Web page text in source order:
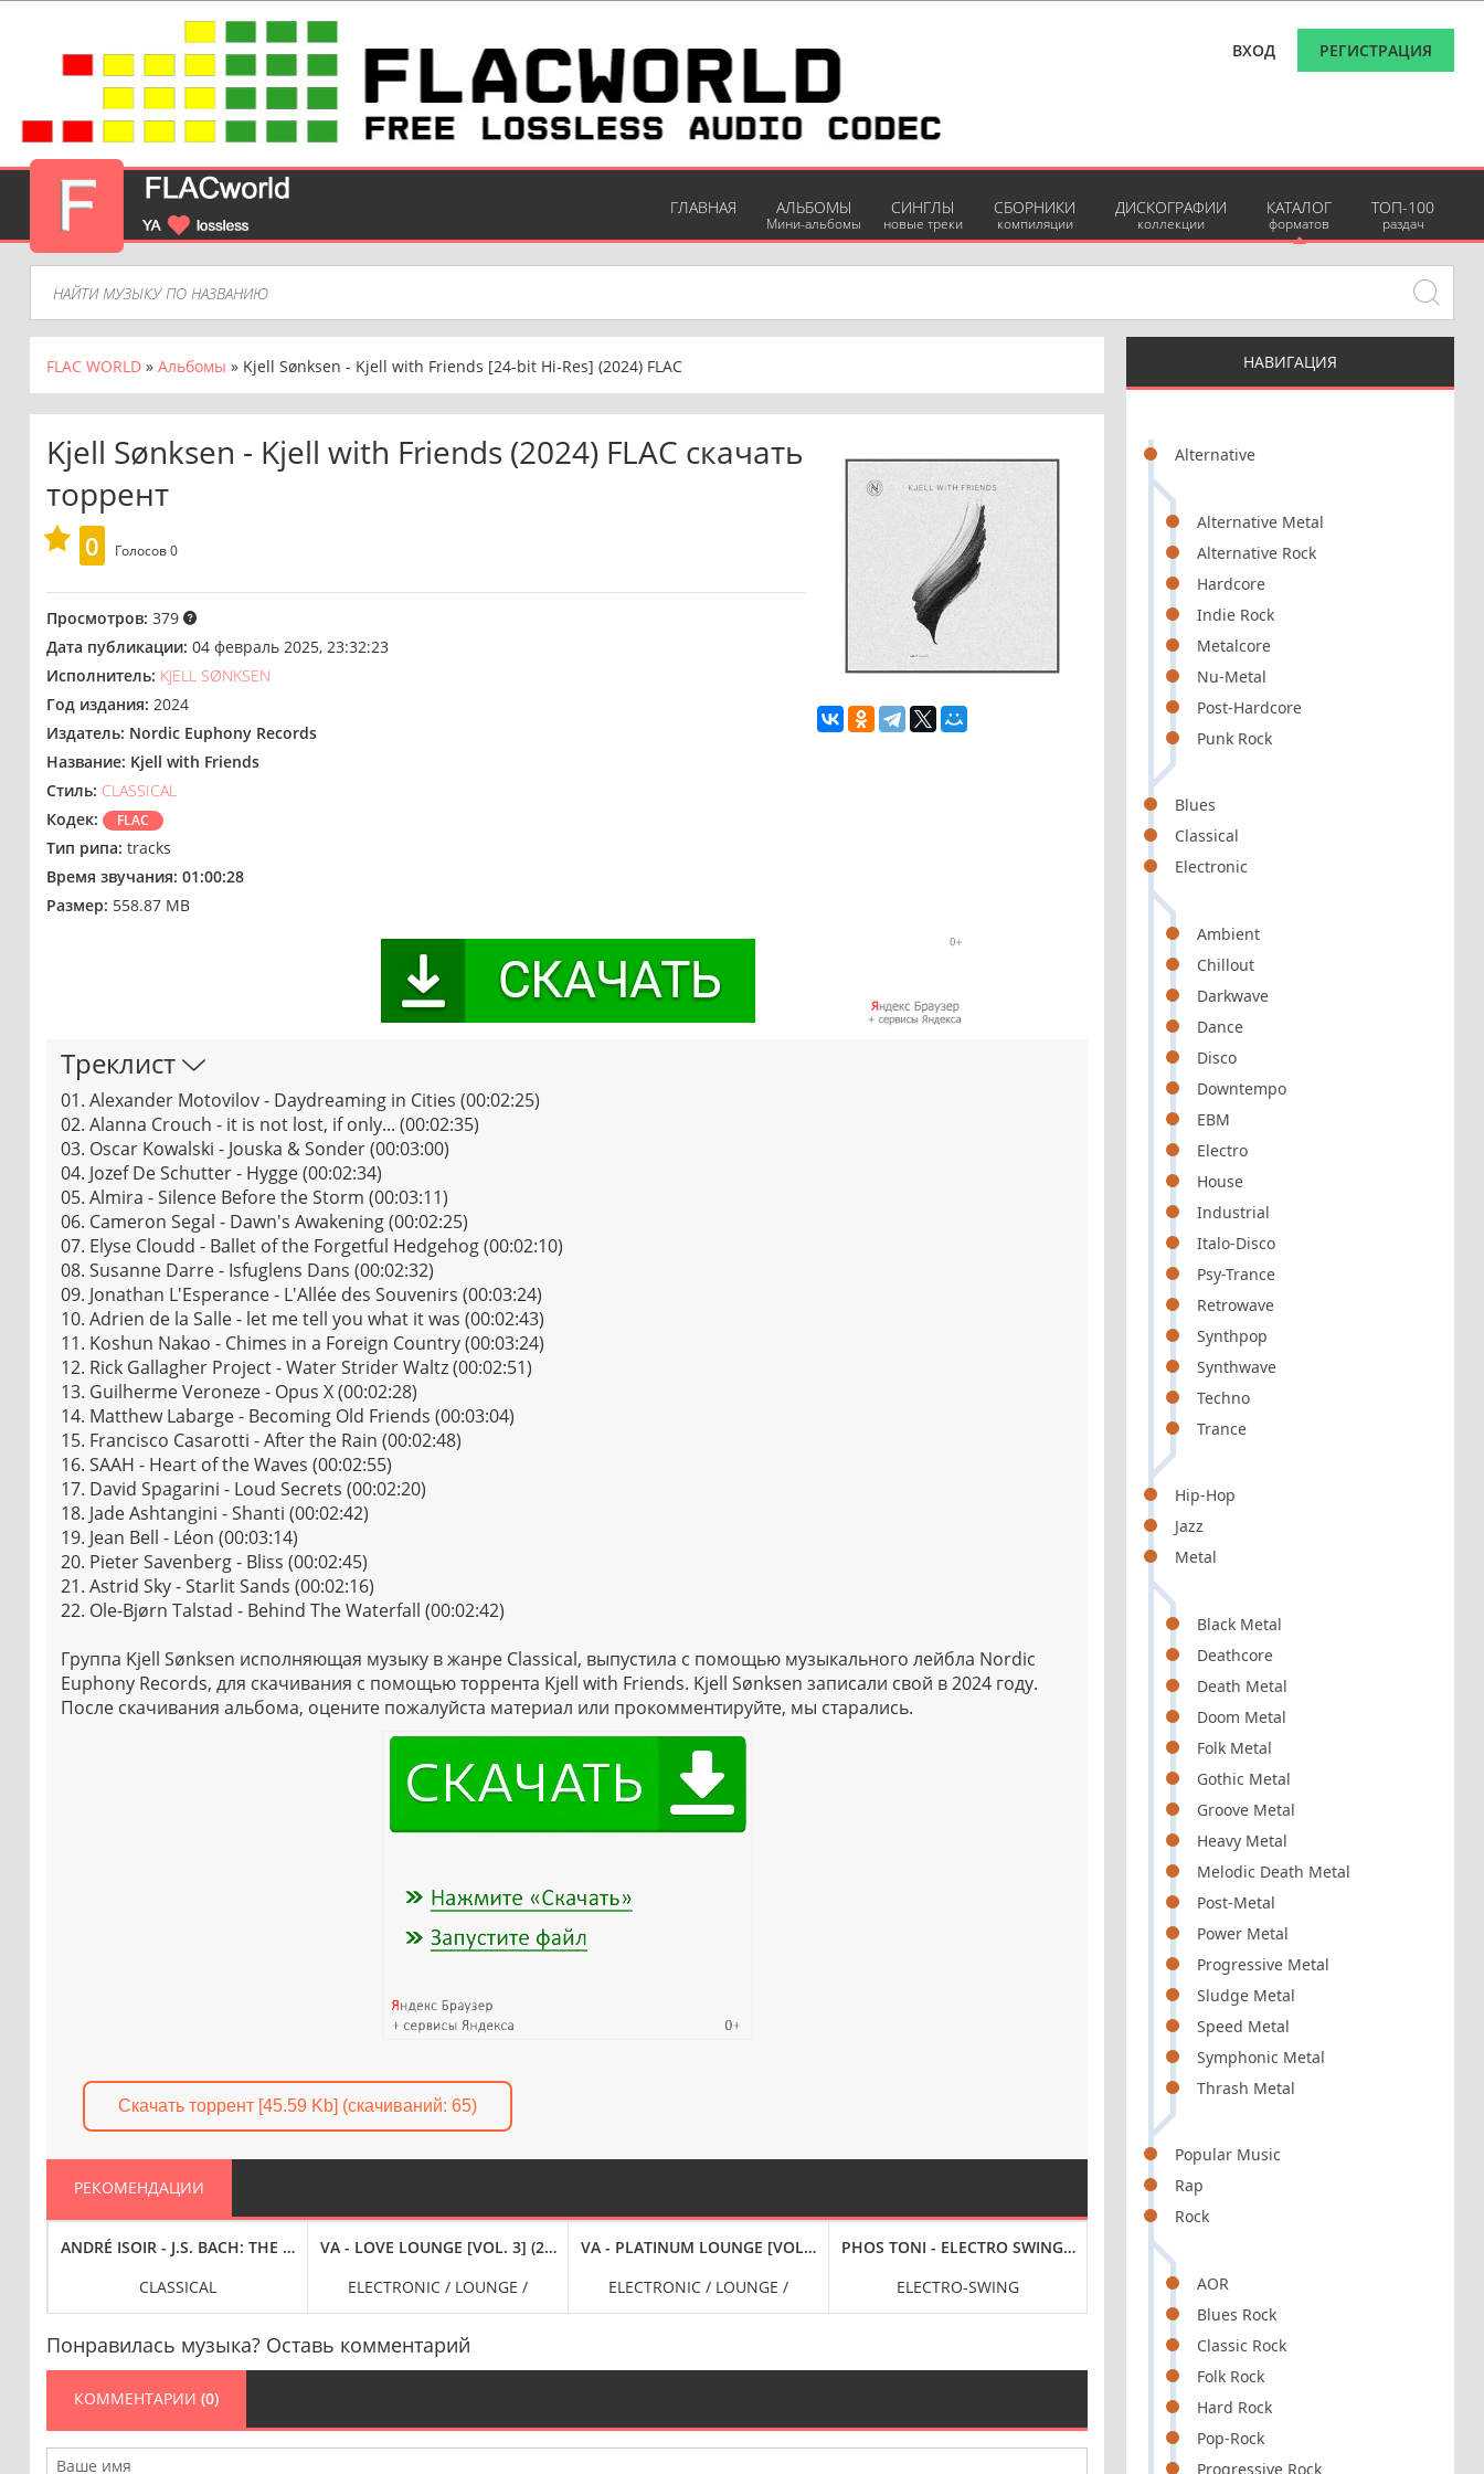
ВХОД РЕГИСТРАЦИЯ
ГЛАВНАЯ АЛЬБОМЫ
Мини-альбомы
СИНГЛЫ
новые треки
СБОРНИКИ
компиляции
ДИСКОГРАФИИ
коллекции
КАТАЛОГ
форматов
ТОП-100
раздач
НАВИГАЦИЯ
Alternative
Alternative Metal
Alternative Rock
Hardcore
Indie Rock
Metalcore
Nu-Metal
Post-Hardcore
Punk Rock
Blues
Classical
Electronic
Ambient
Chillout
Darkwave
Dance
Disco
Downtempo
EBM
Electro
House
Industrial
Italo-Disco
Psy-Trance
Retrowave
Synthpop
Synthwave
Techno
Trance
Hip-Hop
Jazz
Metal
Black Metal
Deathcore
Death Metal
Doom Metal
Folk Metal
Gothic Metal
Groove Metal
Heavy Metal
Melodic Death Metal
Post-Metal
Power Metal
Progressive Metal
Sludge Metal
Speed Metal
Symphonic Metal
Thrash Metal
Popular Music
Rap
Rock
AOR
Blues Rock
Classic Rock
Folk Rock
Hard Rock
Pop-Rock
Progressive Rock
FLAC WORLD » Альбомы » Kjell Sønksen - Kjell with Friends [24-bit Hi-Res] (2024) FLAC
Kjell Sønksen - Kjell with Friends (2024) FLAC скачать
торрент
0 Голосов0
Просмотров: 379
Дата публикации: 04 февраль 2025, 23:32:23
Исполнитель: KJELL SØNKSEN
Год издания: 2024
Издатель: Nordic Euphony Records
Название: Kjell with Friends
Стиль: CLASSICAL
Кодек:
FLAC
Тип рипа: tracks
Время звучания: 01:00:28
Размер: 558.87 MB
Треклист
01. Alexander Motovilov - Daydreaming in Cities (00:02:25)
02. Alanna Crouch - it is not lost, if only... (00:02:35)
03. Oscar Kowalski - Jouska & Sonder (00:03:00)
04. Jozef De Schutter - Hygge (00:02:34)
05. Almira - Silence Before the Storm (00:03:11)
06. Cameron Segal - Dawn's Awakening (00:02:25)
07. Elyse Cloudd - Ballet of the Forgetful Hedgehog (00:02:10)
08. Susanne Darre - Isfuglens Dans (00:02:32)
09. Jonathan L'Esperance - L'Allée des Souvenirs (00:03:24)
10. Adrien de la Salle - let me tell you what it was (00:02:43)
11. Koshun Nakao - Chimes in a Foreign Country (00:03:24)
12. Rick Gallagher Project - Water Strider Waltz (00:02:51)
13. Guilherme Veroneze - Opus X (00:02:28)
14. Matthew Labarge - Becoming Old Friends (00:03:04)
15. Francisco Casarotti - After the Rain (00:02:48)
16. SAAH - Heart of the Waves (00:02:55)
17. David Spagarini - Loud Secrets (00:02:20)
18. Jade Ashtangini - Shanti (00:02:42)
19. Jean Bell - Léon (00:03:14)
20. Pieter Savenberg - Bliss (00:02:45)
21. Astrid Sky - Starlit Sands (00:02:16)
22. Ole-Bjørn Talstad - Behind The Waterfall (00:02:42)
Группа Kjell Sønksen исполняющая музыку в жанре Classical, выпустила с помощью музыкального лейбла Nordic
Euphony Records, для скачивания с помощью торрента Kjell with Friends. Kjell Sønksen записали свой в 2024 году.
После скачивания альбома, оцените пожалуйста материал или прокомментируйте, мы старались.
Скачать торрент [45.59 Kb] (cкачиваний: 65)
РЕКОМЕНДАЦИИ
ORGAN WORKS, THE LATE YEARS, VOL. 2 [24-BIT HI-RES] (2024) FLAC
ANDRÉ ISOIR - J.S. BACH: THE ORGAN WORKS, THE LATE YEARS, VOL. 3 [24-BIT HI-RES] (2024) FLAC
CLASSICAL
VA - LOVE LOUNGE [VOL. 3] (2024) FLAC
ELECTRONIC / LOUNGE /
VA - PLATINUM LOUNGE [VOL. 1] (2024) FLAC
ELECTRONIC / LOUNGE /
PHOS TONI - ELECTRO SWING ESCAPE (2024) FLAC
ELECTRO-SWING
ANDRÉ ISOIR - J.S. BACH: THE ORGAN WORKS,
CLASSICAL
Понравилась музыка? Оставь комментарий
КОММЕНТАРИИ (0)